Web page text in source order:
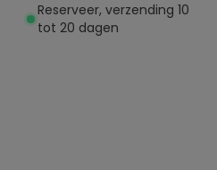
Reserveer, verzending 10
tot 20 dagen